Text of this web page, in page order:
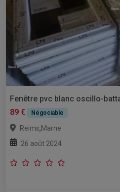
Fenêtre pvc blanc oscillo-
89 €
Négociable
Reims,Marne
26 août 2024